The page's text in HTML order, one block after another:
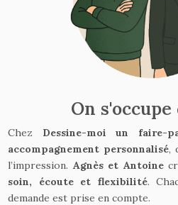
On
Chez Dessine-moi un faire-
accompagnement personnalisé,
l’impression. Agnès et Antoine
soin, écoute et flexibilité.
demande est prise en compte.